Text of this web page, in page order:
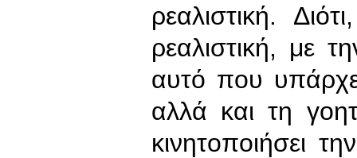
ρεαλιστική.
ρεαλιστική, με
αυτό που
αλλά και τη
κινητοποιήσει